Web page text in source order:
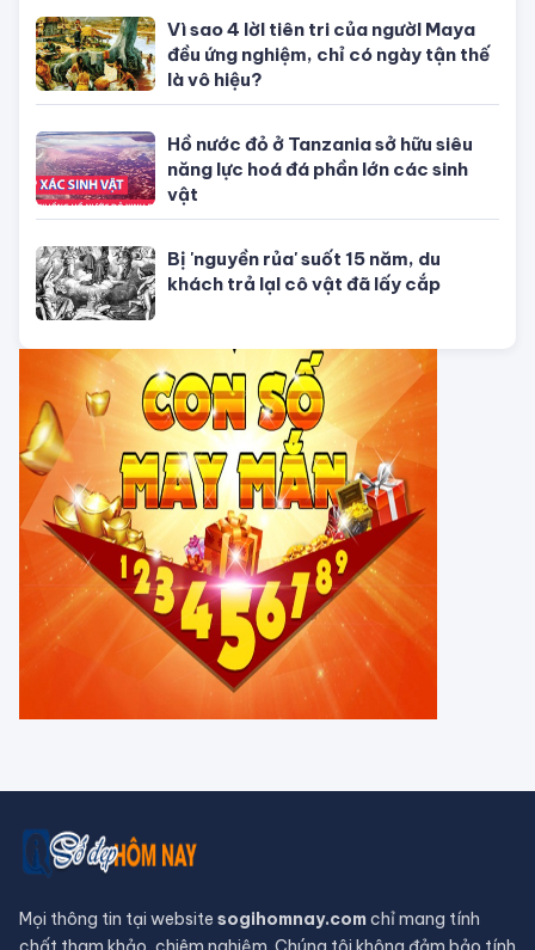
Con số may mắn ngày hôm nay
02/08/2026 của 12 con giáp
Con số may mắn ngày hôm nay
01/08/2026 của 12 con giáp
TỬ VI CỦA 12 CON GIÁP
Tử vi hôm nay, xem tử vi 12 con giáp
hôm nay ngày 5/8/2026: Tuổi Thân
công việc cần kiên nhẫn
Tử vi 12 cung hoàng đạo Thứ Sáu
ngày 31/7/2026: Song Tử tràn đầy
năng lượng
Tử vi hôm nay, xem tử vi 12 con giáp
hôm nay ngày 31/7/2026: Tuổi Tỵ
công việc thịnh vượng
Tử vi tháng 8/2026 tuổi Thân âm
lịch: Tài chính dồi dào, khôn ngoan
Tháng 7 Cô hồn đâu chỉ có vận xui,
dễ dàng phát tài